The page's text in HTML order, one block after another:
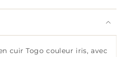
cuir Togo couleur iris, avec